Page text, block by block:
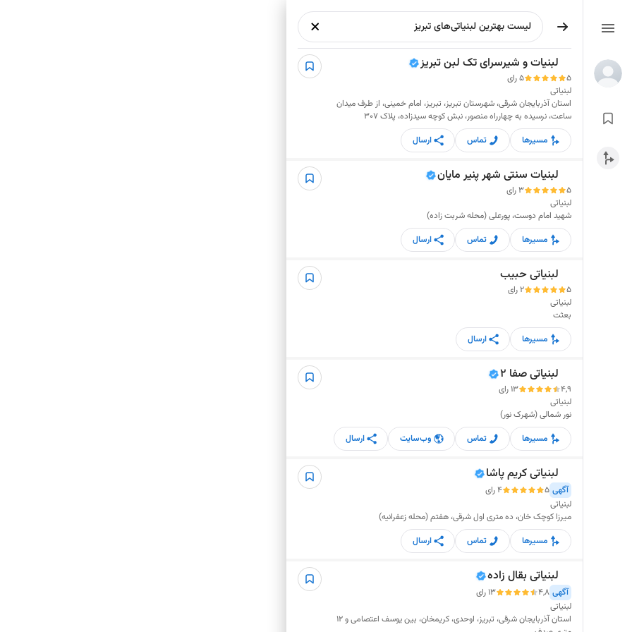
لبنیات و شیرسرای تک لبن تبریز
5
5 رای
لبنیاتی
استان آذربایجان شرقی، شهرستان تبریز، تبریز، امام خمینی، از طرف میدان
ساعت، نرسیده به چهارراه منصور، نبش کوچه سیدزاده، پلاک ۳۰۷
مسیرها
تماس ارسال
لبنیات سنتی شهر پنیر مایان
5
3 رای
لبنیاتی
شهید امام دوست، پورعلی (محله شربت زاده)
مسیرها
تماس ارسال
لبنیاتی حبیب
5
2 رای
لبنیاتی
بعثت
مسیرها
ارسال
لبنیاتی صفا 2
4,9
13 رای
لبنیاتی
نور شمالی (شهرک نور)
مسیرها
تماس وب‌سایت ارسال
لبنیاتی کریم پاشا
آگهی 5
4 رای
لبنیاتی
میرزا کوچک خان، ده متری اول شرقی، هفتم (محله زعفرانیه)
مسیرها
تماس ارسال
لبنیاتی بقال زاده
آگهی 4,8
13 رای
لبنیاتی
استان آذربایجان شرقی، تبریز، اوحدی، کریمخان، بین یوسف اعتصامی و 12